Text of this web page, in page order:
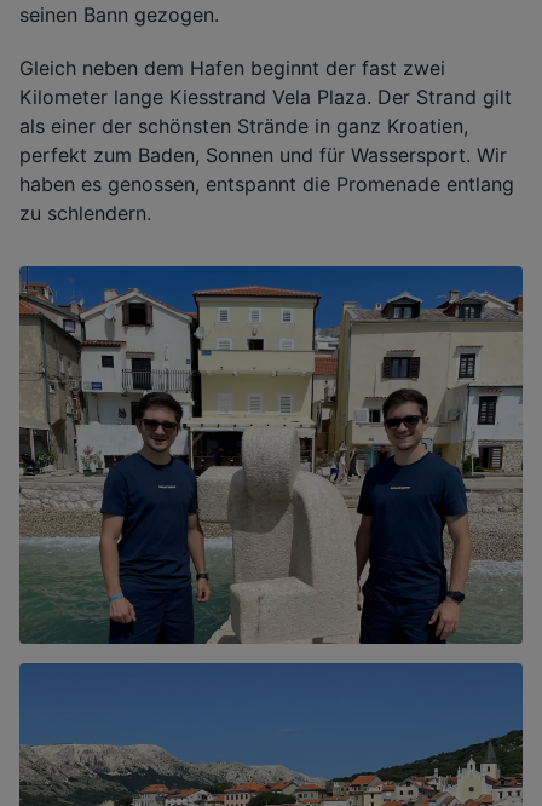
seinen Bann gezogen.
Gleich neben dem Hafen beginnt der fast zwei
Kilometer lange Kiesstrand Vela Plaza. Der Strand gilt
als einer der schönsten Strände in ganz Kroatien,
perfekt zum Baden, Sonnen und für Wassersport. Wir
haben es genossen, entspannt die Promenade entlang
zu schlendern.